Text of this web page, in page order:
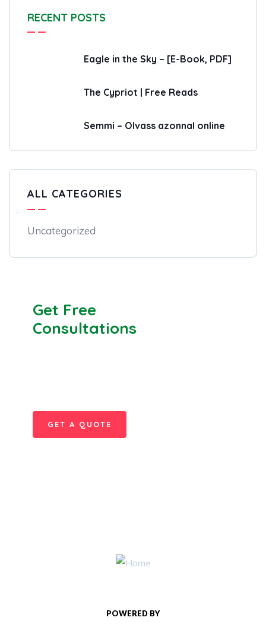
RECENT POSTS
Eagle in the Sky – [E-Book, PDF]
The Cypriot | Free Reads
Semmi – Olvass azonnal online
ALL CATEGORIES
Uncategorized
Get Free
Consultations
GET A QUOTE
POWERED BY